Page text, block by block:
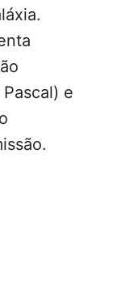
e